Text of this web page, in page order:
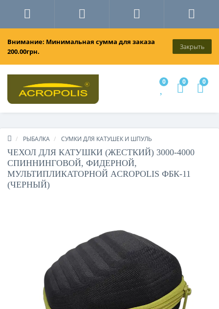
Внимание: Минимальная сумма для заказа
200.00грн.
Закрыть
0 0 0
РЫБАЛКА СУМКИ ДЛЯ КАТУШЕК И ШПУЛЬ
ЧЕХОЛ ДЛЯ КАТУШКИ (ЖЕСТКИЙ) 3000-4000
СПИННИНГОВОЙ, ФИДЕРНОЙ,
МУЛЬТИПЛИКАТОРНОЙ ACROPOLIS ФБК-11
(ЧЕРНЫЙ)